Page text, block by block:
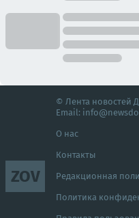
ZOV
© Лента новостей
Email:
О нас
Контакты
Редакционная
Политика